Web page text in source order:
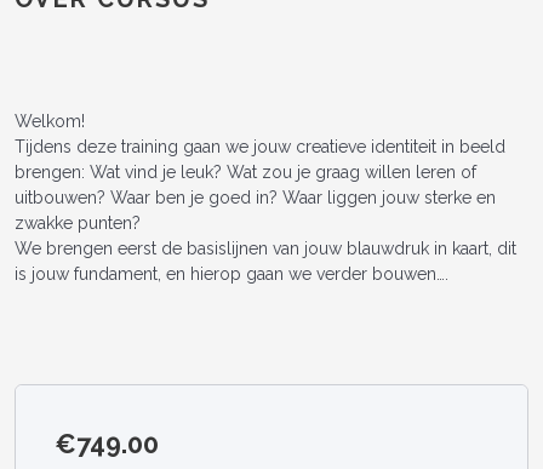
Welkom!
Tijdens deze training gaan we jouw creatieve identiteit in beeld
brengen: Wat vind je leuk? Wat zou je graag willen leren of
uitbouwen? Waar ben je goed in? Waar liggen jouw sterke en
zwakke punten?
We brengen eerst de basislijnen van jouw blauwdruk in kaart, dit
is jouw fundament, en hierop gaan we verder bouwen….
€749.00